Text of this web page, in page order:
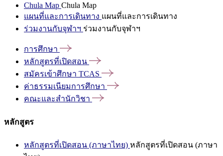
Chula Map Chula Map
แผนที่และการเดินทาง แผนที่และการเดินทาง
ร่วมงานกับจุฬาฯ ร่วมงานกับจุฬาฯ
การศึกษา
หลักสูตรที่เปิดสอน
สมัครเข้าศึกษา TCAS
ค่าธรรมเนียมการศึกษา
คณะและสำนักวิชา
หลักสูตร
หลักสูตรที่เปิดสอน (ภาษาไทย) หลักสูตรที่เปิดสอน (ภาษา